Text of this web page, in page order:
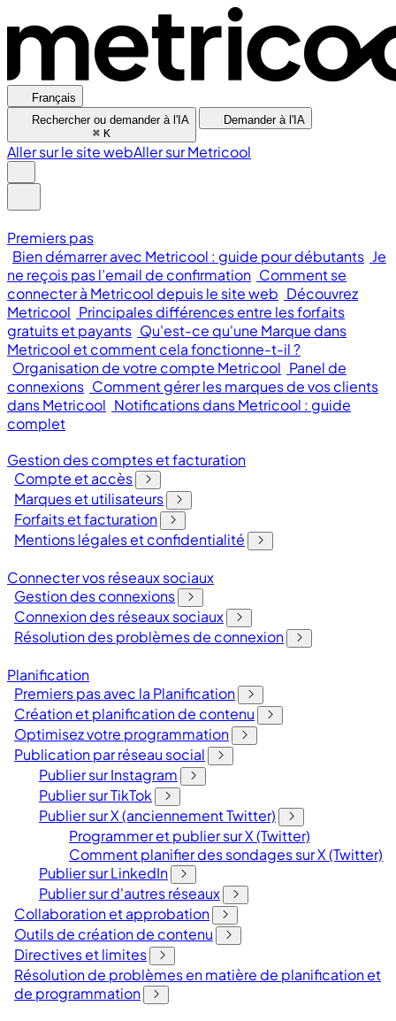
Français
Rechercher ou demander à l'IA
⌘ K
Demander à l'IA
Aller sur le site webAller sur Metricool
Premiers pas
Bien démarrer avec Metricool : guide pour débutants Je
ne reçois pas l’email de confirmation Comment se
connecter à Metricool depuis le site web Découvrez
Metricool Principales différences entre les forfaits
gratuits et payants Qu'est-ce qu'une Marque dans
Metricool et comment cela fonctionne-t-il ?
Organisation de votre compte Metricool Panel de
connexions Comment gérer les marques de vos clients
dans Metricool Notifications dans Metricool : guide
complet
Gestion des comptes et facturation
Compte et accès
Marques et utilisateurs
Forfaits et facturation
Mentions légales et confidentialité
Connecter vos réseaux sociaux
Gestion des connexions
Connexion des réseaux sociaux
Résolution des problèmes de connexion
Planification
Premiers pas avec la Planification
Création et planification de contenu
Optimisez votre programmation
Publication par réseau social
Publier sur Instagram
Publier sur TikTok
Publier sur X (anciennement Twitter)
Programmer et publier sur X (Twitter)
Comment planifier des sondages sur X (Twitter)
Publier sur LinkedIn
Publier sur d'autres réseaux
Collaboration et approbation
Outils de création de contenu
Directives et limites
Résolution de problèmes en matière de planification et
de programmation